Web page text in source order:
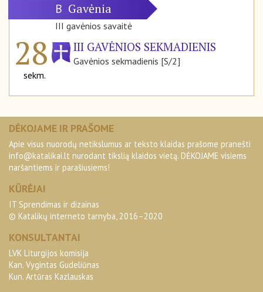
B Gavėnia
III gavėnios savaitė
28
sekm.
III GAVĖNIOS SEKMADIENIS
Gavėnios sekmadienis [S/2]
DĖKOJAME IR PRAŠOME
Apie visus nuorodų netikslumus ar teksto klaidas prašome pranešti
info@katalikai.lt nurodant tikslią klaidos vietą. DĖKOJAME visiems
naršantiems ir parašiusiems!
KŪRĖJAI
IT Sprendimas ir dizainas
© Katalikų interneto tarnyba, 2016–2020
KONSULTANTAI
LVK Liturgijos komisija
Kan. Vygintas Gudeliūnas
Kun. Artūras Kazlauskas